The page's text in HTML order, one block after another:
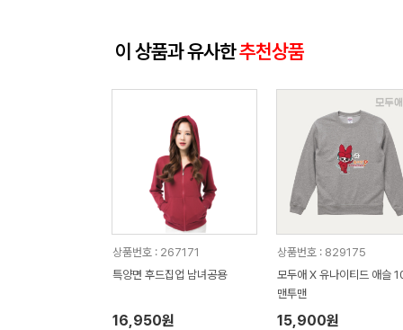
이 상품과 유사한추천상품
상품번호 : 267171
특양면 후드집업 남녀공용
16,950원
상품번호 : 829175
모두애 X 유나이티드 애슬
맨투맨
15,900원